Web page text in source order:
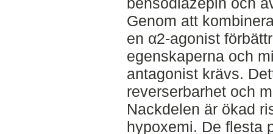
Genom att
en α2-agonist
egenskaperna och
antagonist krävs.
reverserbarhet och
Nackdelen är ökad
hypoxemi. De flesta